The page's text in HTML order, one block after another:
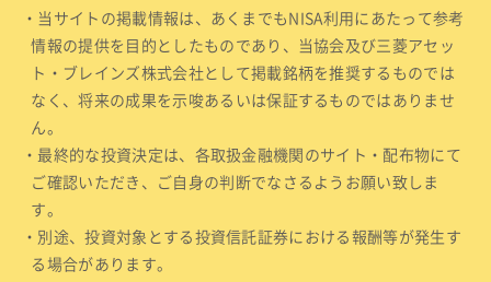
・当サイトの掲載情報は、あくまでもNISA利用にあたって参考
情報の提供を目的としたものであり、当協会及び三菱アセッ
ト・ブレインズ株式会社として掲載銘柄を推奨するものでは
なく、将来の成果を示唆あるいは保証するものではありませ
ん。
・最終的な投資決定は、各取扱金融機関のサイト・配布物にて
ご確認いただき、ご自身の判断でなさるようお願い致しま
す。
・別途、投資対象とする投資信託証券における報酬等が発生す
る場合があります。